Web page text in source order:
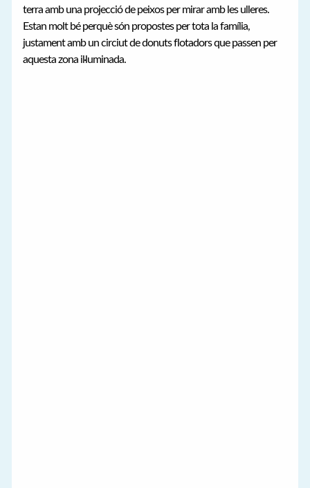
terra amb una projecció de peixos per mirar amb les ulleres.
Estan molt bé perquè són propostes per tota la família,
justament amb un circiut de donuts flotadors que passen per
aquesta zona il·luminada.